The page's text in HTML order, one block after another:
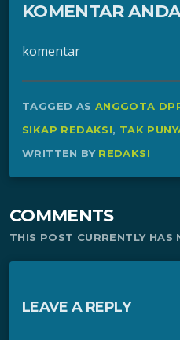
KOMENTAR
komentar
TAGGED AS ANGGOTA
SIKAP REDAKSI, TAK
WRITTEN BY REDAKSI
COMMENTS
THIS POST CURRENTLY HAS
LEAVE A REPLY